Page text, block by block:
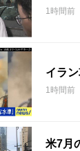
1時間前
イラ
1時間前
米7月